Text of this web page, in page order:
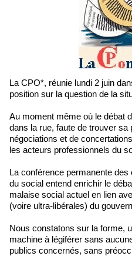
La CPO*, réunie lundi 2 juin dans les locaux de l'ANAS, a pris
position sur la question de la
Au moment même où le débat
dans la rue, faute de trouver
négociations et de
les acteurs professionnels du
La conférence permanente
du social entend enrichir le
malaise social actuel en lien
(voire ultra-libérales) du
Nous constatons sur la forme,
machine à légiférer sans
publics concernés, sans